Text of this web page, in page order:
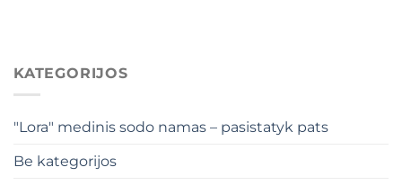
KATEGORIJOS
"Lora" medinis sodo namas – pasistatyk pats
Be kategorijos